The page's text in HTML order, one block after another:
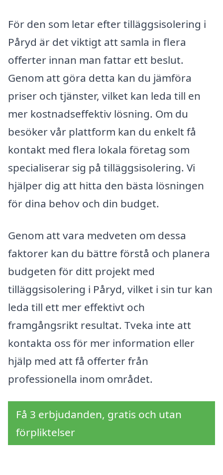
För den som letar efter tilläggsisolering i
Påryd är det viktigt att samla in flera
offerter innan man fattar ett beslut.
Genom att göra detta kan du jämföra
priser och tjänster, vilket kan leda till en
mer kostnadseffektiv lösning. Om du
besöker vår plattform kan du enkelt få
kontakt med flera lokala företag som
specialiserar sig på tilläggsisolering. Vi
hjälper dig att hitta den bästa lösningen
för dina behov och din budget.
Genom att vara medveten om dessa
faktorer kan du bättre förstå och planera
budgeten för ditt projekt med
tilläggsisolering i Påryd, vilket i sin tur kan
leda till ett mer effektivt och
framgångsrikt resultat. Tveka inte att
kontakta oss för mer information eller
hjälp med att få offerter från
professionella inom området.
Få 3 erbjudanden, gratis och utan
förpliktelser